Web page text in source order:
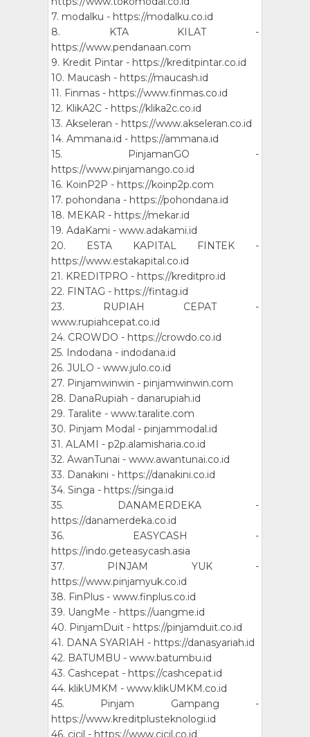
7. modalku - https://modalku.co.id
8. KTA KILAT -
https://www.pendanaan.com
9. Kredit Pintar - https://kreditpintar.co.id
10. Maucash - https://maucash.id
11. Finmas - https://www.finmas.co.id
12. KlikA2C - https://klika2c.co.id
13. Akseleran - https://www.akseleran.co.id
14. Ammana.id - https://ammana.id
15. PinjamanGO -
https://www.pinjamango.co.id
16. KoinP2P - https://koinp2p.com
17. pohondana - https://pohondana.id
18. MEKAR - https://mekar.id
19. AdaKami - www.adakami.id
20. ESTA KAPITAL FINTEK -
https://www.estakapital.co.id
21. KREDITPRO - https://kreditpro.id
22. FINTAG - https://fintag.id
23. RUPIAH CEPAT -
www.rupiahcepat.co.id
24. CROWDO - https://crowdo.co.id
25. Indodana - indodana.id
26. JULO - www.julo.co.id
27. Pinjamwinwin - pinjamwinwin.com
28. DanaRupiah - danarupiah.id
29. Taralite - www.taralite.com
30. Pinjam Modal - pinjammodal.id
31. ALAMI - p2p.alamisharia.co.id
32. AwanTunai - www.awantunai.co.id
33. Danakini - https://danakini.co.id
34. Singa - https://singa.id
35. DANAMERDEKA -
https://danamerdeka.co.id
36. EASYCASH -
https://indo.geteasycash.asia
37. PINJAM YUK -
https://www.pinjamyuk.co.id
38. FinPlus - www.finplus.co.id
39. UangMe - https://uangme.id
40. PinjamDuit - https://pinjamduit.co.id
41. DANA SYARIAH - https://danasyariah.id
42. BATUMBU - www.batumbu.id
43. Cashcepat - https://cashcepat.id
44. klikUMKM - www.klikUMKM.co.id
45. Pinjam Gampang -
https://www.kreditplusteknologi.id
46. cicil - https://www.cicil.co.id